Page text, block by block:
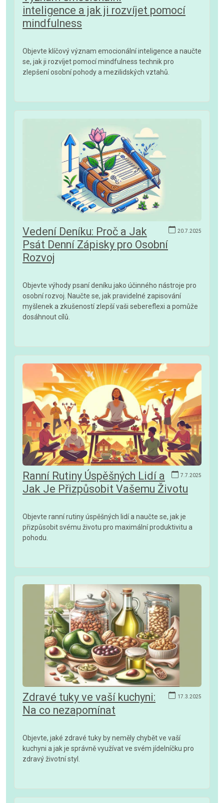
inteligence a jak ji rozvíjet pomocí
mindfulness
Objevte klíčový význam emocionální inteligence a naučte
se, jak ji rozvíjet pomocí mindfulness technik pro
zlepšení osobní pohody a mezilidských vztahů.
20.7.2025
Vedení Deníku: Proč a Jak
Psát Denní Zápisky pro Osobní
Rozvoj
Objevte výhody psaní deníku jako účinného nástroje pro
osobní rozvoj. Naučte se, jak pravidelné zapisování
myšlenek a zkušeností zlepší vaši sebereflexi a pomůže
dosáhnout cílů.
7.7.2025
Ranní Rutiny Úspěšných Lidí a
Jak Je Přizpůsobit Vašemu Životu
Objevte ranní rutiny úspěšných lidí a naučte se, jak je
přizpůsobit svému životu pro maximální produktivitu a
pohodu.
17.3.2025
Zdravé tuky ve vaší kuchyni:
Na co nezapomínat
Objevte, jaké zdravé tuky by neměly chybět ve vaší
kuchyni a jak je správně využívat ve svém jídelníčku pro
zdravý životní styl.